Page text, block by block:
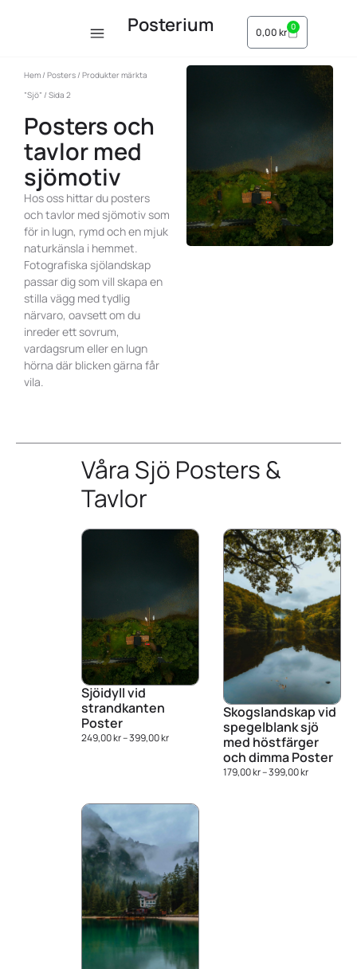
Posterium 0,00kr 0
Hem/ Posters/ Produkter märkta
”Sjö” / Sida 2
Posters och
tavlor med
sjömotiv
Hos oss hittar du posters
och tavlor med sjömotiv som
för in lugn, rymd och en mjuk
naturkänsla i hemmet.
Fotografiska sjölandskap
passar dig som vill skapa en
stilla vägg med tydlig
närvaro, oavsett om du
inreder ett sovrum,
vardagsrum eller en lugn
hörna där blicken gärna får
vila.
Våra Sjö Posters &
Tavlor
Sjöidyll vid
strandkanten
Poster
249,00kr–399,00kr
Skogslandskap vid
spegelblank sjö
med höstfärger
och dimma Poster
179,00kr–399,00kr